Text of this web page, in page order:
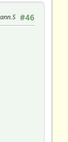
#46